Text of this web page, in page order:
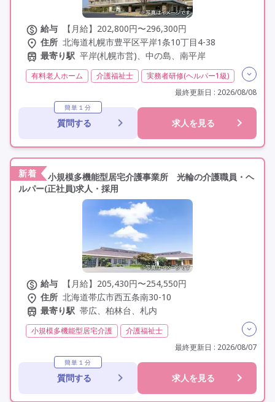
給与
【月給】202,800円〜296,300円
住所 北海道札幌市豊平区平岸1条10丁目4-38
最寄り駅 平岸(札幌市営)、中の島、南平岸
有料老人ホーム 介護福祉士
実務者研修(ヘルパー1級)
夜勤専従
残業月20時間以内
残業ほぼなし 常勤
非常勤
社会保険完備
交通費支給
定年60歳以上
最終更新日 : 2026/08/08
簡単１分
質問する 求人を見る
新着
小規模多機能型居宅介護事業所 光輪の介護職員・ヘ
ルパー(正社員)求人・採用
給与
【月給】205,430円〜254,550円
住所 北海道帯広市西五条南30-10
最寄り駅 帯広、柏林台、札内
小規模多機能型居宅介護
介護福祉士
初任者研修(ヘルパー2級)
夜勤専従 残業月20時間以内
残業ほぼなし
社会保険完備 交通費支給
年間休日120日以上
学歴不問
未経験歓迎
最終更新日 : 2026/08/07
簡単１分
質問する 求人を見る